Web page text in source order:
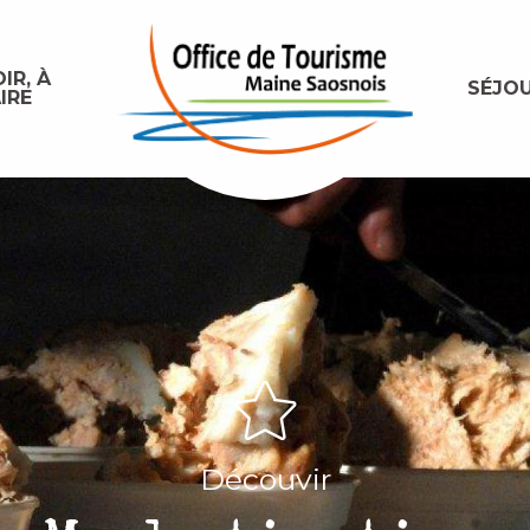
À
Découvir